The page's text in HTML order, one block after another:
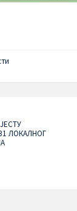
ЛОКАЛНОГ